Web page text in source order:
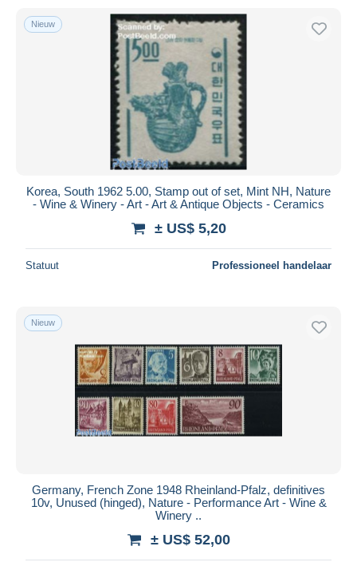
Nieuw
Korea, South 1962 5.00, Stamp out of set, Mint NH, Nature
- Wine & Winery - Art - Art & Antique Objects - Ceramics
± US$ 5,20
Statuut Professioneel handelaar
Nieuw
Germany, French Zone 1948 Rheinland-Pfalz, definitives
10v, Unused (hinged), Nature - Performance Art - Wine &
Winery ..
± US$ 52,00